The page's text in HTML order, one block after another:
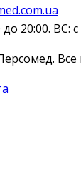
20:00. ВС: с